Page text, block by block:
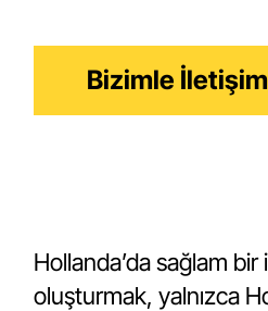
Bizimle
Hollanda’da sağlam bir
oluşturmak, yalnızca